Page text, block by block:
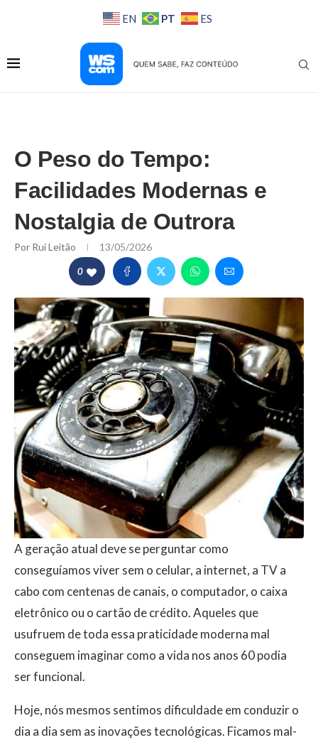
EN PT ES
O Peso do Tempo:
Facilidades Modernas e
Nostalgia de Outrora
Por Rui Leitão 13/05/2026
0
A geração atual deve se perguntar como
conseguíamos viver sem o celular, a internet, a TV a
cabo com centenas de canais, o computador, o caixa
eletrônico ou o cartão de crédito. Aqueles que
usufruem de toda essa praticidade moderna mal
conseguem imaginar como a vida nos anos 60 podia
ser funcional.
​Hoje, nós mesmos sentimos dificuldade em conduzir o
dia a dia sem as inovações tecnológicas. Ficamos mal-